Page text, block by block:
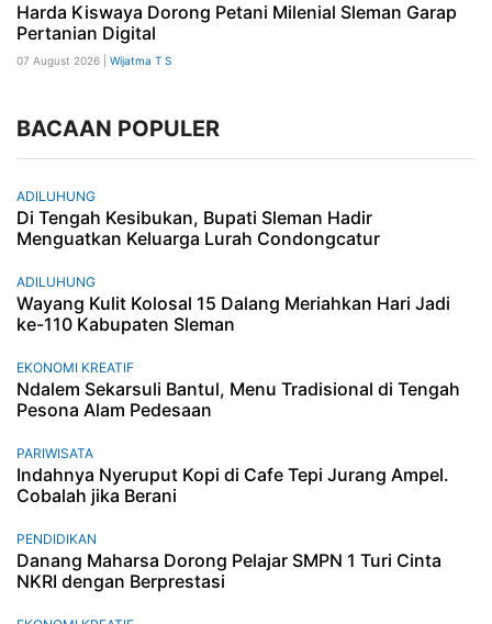
Harda Kiswaya Dorong Petani Milenial Sleman Garap
Pertanian Digital
07 August 2026 | Wijatma T S
BACAAN POPULER
ADILUHUNG
Di Tengah Kesibukan, Bupati Sleman Hadir
Menguatkan Keluarga Lurah Condongcatur
ADILUHUNG
Wayang Kulit Kolosal 15 Dalang Meriahkan Hari Jadi
ke-110 Kabupaten Sleman
EKONOMI KREATIF
Ndalem Sekarsuli Bantul, Menu Tradisional di Tengah
Pesona Alam Pedesaan
PARIWISATA
Indahnya Nyeruput Kopi di Cafe Tepi Jurang Ampel.
Cobalah jika Berani
PENDIDIKAN
Danang Maharsa Dorong Pelajar SMPN 1 Turi Cinta
NKRI dengan Berprestasi